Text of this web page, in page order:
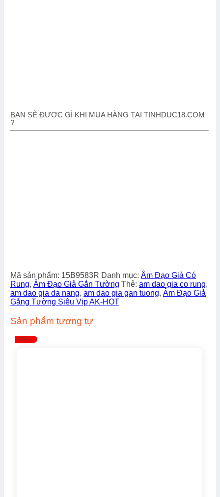
BẠN SẼ ĐƯỢC GÌ KHI MUA HÀNG TẠI TINHDUC18.COM
?
Mã sản phẩm: 15B9583R Danh mục: Âm Đạo Giả Có
Rung, Âm Đạo Giả Gắn Tường Thẻ: am dao gia co rung,
am dao gia da nang, am dao gia gan tuong, Âm Đạo Giả
Gắng Tường Siêu Vip AK-HOT
Sản phẩm tương tự
-29%